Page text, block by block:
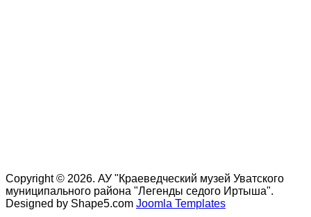
Copyright © 2026. АУ "Краеведческий музей Уватского
муниципального района "Легенды седого Иртыша".
Designed by Shape5.com Joomla Templates